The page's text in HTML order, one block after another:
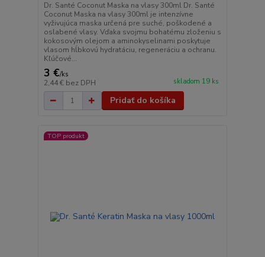
Dr. Santé Coconut Maska na vlasy 300ml Dr. Santé
Coconut Maska na vlasy 300ml je intenzívne
vyživujúca maska určená pre suché, poškodené a
oslabené vlasy. Vďaka svojmu bohatému zloženiu s
kokosovým olejom a aminokyselinami poskytuje
vlasom hĺbkovú hydratáciu, regeneráciu a ochranu.
Kľúčové...
3 €/ks
2,44 € bez DPH skladom 19 ks
Pridať do košíka
TOP produkt